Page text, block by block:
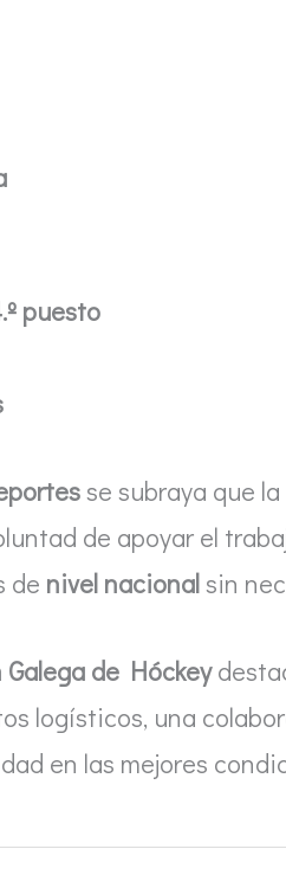
puesto
se subraya que
de apoyar el
de nivel nacionalsin
Galega de Hóckey
logísticos, una
en las mejores